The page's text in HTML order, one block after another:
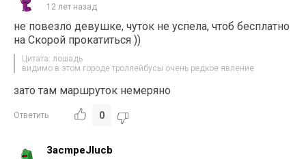
12 лет назад
не повезло девушке, чуток не успела, чтоб бесплатно
на Скорой прокатиться ))
Цитата: лошадь
видимо в этом городе троллейбусы очень редкое явление
зато там маршруток немеряно
Ответить 0
3acmpeJlucb